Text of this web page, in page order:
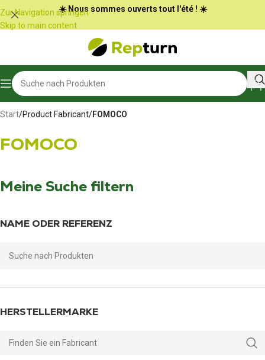
Cookie-Einstellungen
Zur Navigation springen
Skip to main content
☀️ Nous sommes ouverts tout l'été ! ☀️
Start/Product Fabricant/FOMOCO
FOMOCO
Meine Suche filtern
NAME ODER REFERENZ
HERSTELLERMARKE